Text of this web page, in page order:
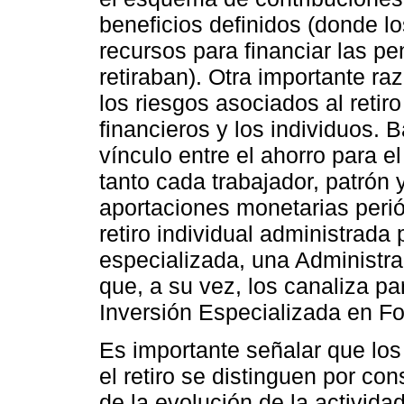
beneficios definidos (donde
recursos para financiar las
retiraban). Otra importante
los riesgos asociados al
financieros y los individuos.
vínculo entre el ahorro para
tanto cada trabajador, patrón
aportaciones monetarias
retiro individual administrada
especializada, una
que, a su vez, los canaliza
Inversión Especializada en
Es importante señalar que
el retiro se distinguen por